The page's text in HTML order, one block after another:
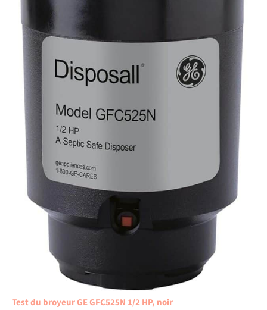
Test du broyeur GE GFC525N 1/2 HP, noir